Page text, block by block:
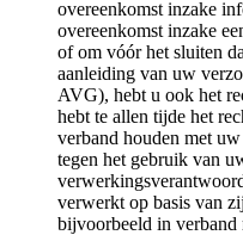
overeenkomst inzake
overeenkomst inzake
of om vóór het sluiten
aanleiding van uw
AVG), hebt u ook het
hebt te allen tijde het
verband houden met
tegen het gebruik van
verwerkt op basis van
bijvoorbeeld in verband